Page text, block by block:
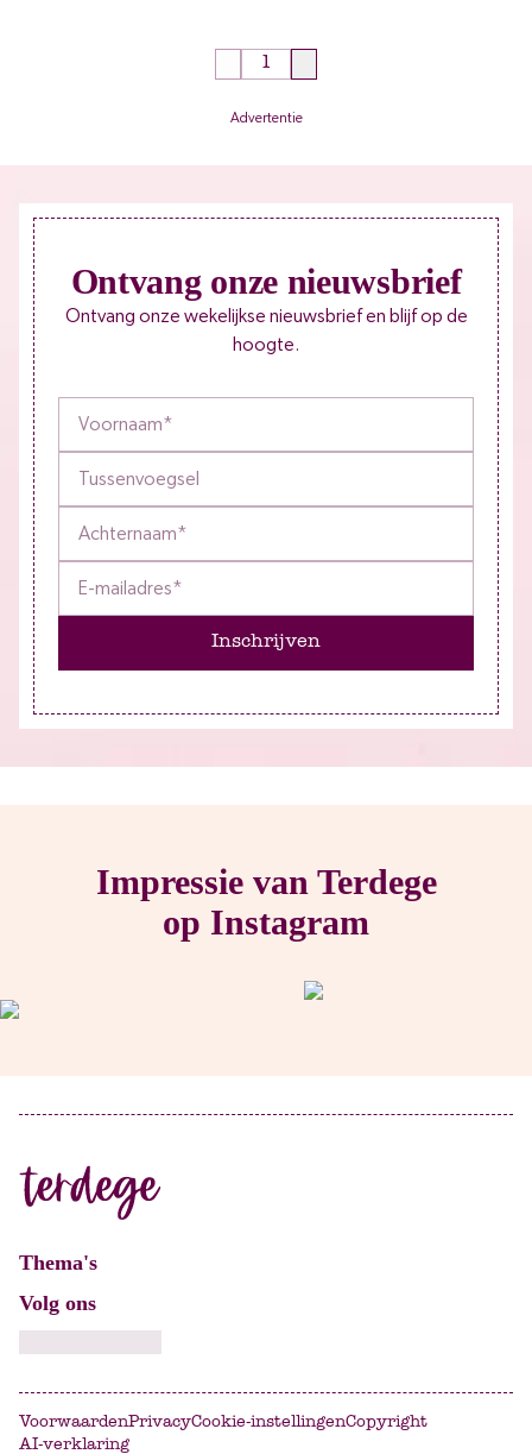
Advertentie
Ontvang onze nieuwsbrief
Ontvang onze wekelijkse nieuwsbrief en blijf op de
hoogte.
Inschrijven
Impressie van Terdege
op Instagram
Thema's
Volg ons
VoorwaardenPrivacyCookie-instellingenCopyright
AI-verklaring